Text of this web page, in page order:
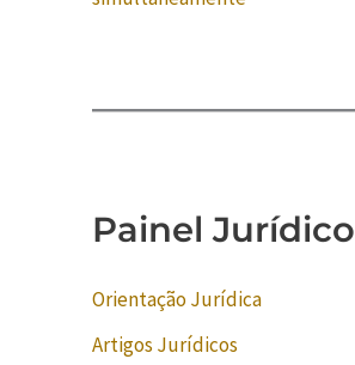
Painel Jurídico
Orientação Jurídica
Artigos Jurídicos